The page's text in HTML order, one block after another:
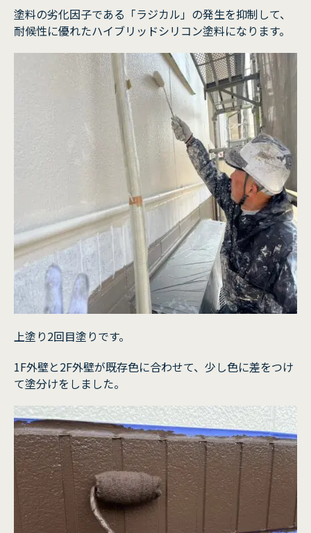
塗料の劣化因子である「ラジカル」の発生を抑制して、
耐候性に優れたハイブリッドシリコン塗料になります。
上塗り2回目塗りです。
1F外壁と2F外壁が既存色に合わせて、少し色に差をつけ
て塗分けをしました。